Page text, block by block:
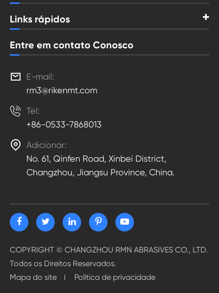
Links rápidos
Entre em contato Conosco

E-mail:
rm3@rikenmt.com
 Tel:
+86-0533-7868013
 Adicionar:
No. 61, Qinfen Road, Xinbei District,
Changzhou, Jiangsu Province, China.
COPYRIGHT © CHANGZHOU RMN ABRASIVES CO., LTD.
Todos os Direitos Reservados.
Mapa do site
Política de privacidade